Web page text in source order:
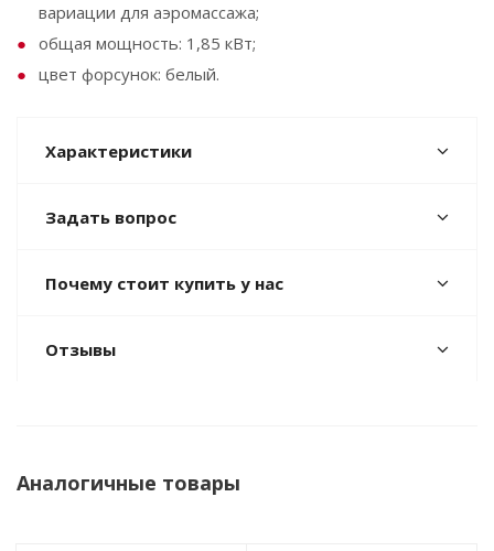
вариации для аэромассажа;
общая мощность: 1,85 кВт;
цвет форсунок: белый.
Характеристики
Задать вопрос
Почему стоит купить у нас
Отзывы
Аналогичные товары